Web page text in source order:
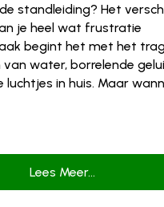
standleiding? Het
je heel wat frustratie
begint het met het
water, borrelende
luchtjes in huis. Maar
Lees Meer...